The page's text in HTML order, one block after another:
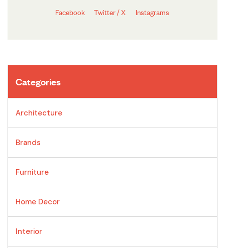
Facebook Twitter / X Instagrams
Categories
Architecture
Brands
Furniture
Home Decor
Interior